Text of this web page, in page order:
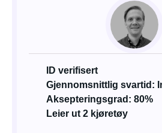
ID verifisert
Gjennomsnittlig svartid:
Aksepteringsgrad: 80%
Leier ut 2 kjøretøy